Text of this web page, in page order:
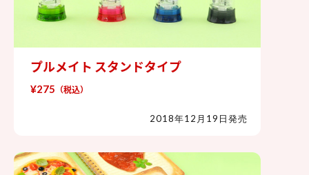
プルメイト スタンドタイプ
プルメイト スタンドタイプ
¥275 （税込）
2018年12月19日発売